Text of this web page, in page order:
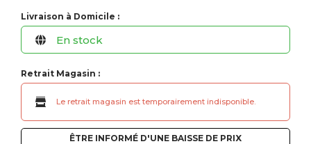
Livraison à Domicile :
En stock
Retrait Magasin :
Le retrait magasin est temporairement indisponible.
ÊTRE INFORMÉ D'UNE BAISSE DE PRIX